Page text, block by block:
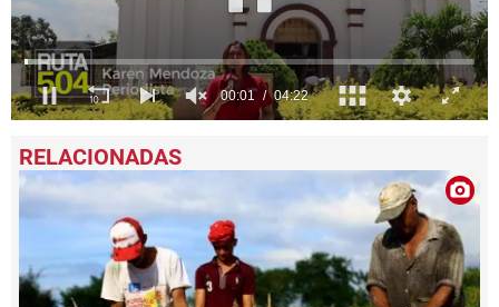
seconds
of
4
minutes,
22